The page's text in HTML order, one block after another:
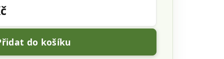
do košíku